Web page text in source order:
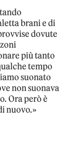
brani e di
dovute
più tanto
tempo
suonato
non suonava
Ora però è
nuovo.»